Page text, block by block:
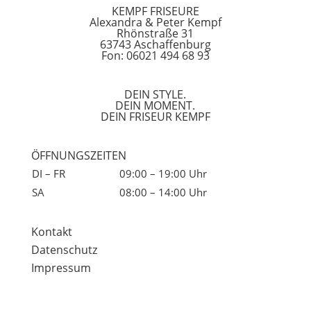
KEMPF FRISEURE
Alexandra & Peter Kempf
Rhönstraße 31
63743 Aschaffenburg
Fon: 06021 494 68 93
DEIN STYLE.
DEIN MOMENT.
DEIN FRISEUR KEMPF
ÖFFNUNGSZEITEN
DI – FR
09:00 – 19:00 Uhr
SA
08:00 – 14:00 Uhr
Kontakt
Datenschutz
Impressum